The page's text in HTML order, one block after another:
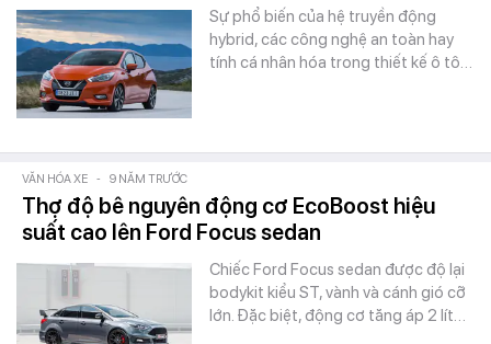
Sự phổ biến của hệ truyền động
hybrid, các công nghệ an toàn hay
tính cá nhân hóa trong thiết kế ô tô…
VĂN HÓA XE - 9 NĂM TRƯỚC
Thợ độ bê nguyên động cơ EcoBoost hiệu
suất cao lên Ford Focus sedan
Chiếc Ford Focus sedan được độ lại
bodykit kiểu ST, vành và cánh gió cỡ
lớn. Đặc biệt, động cơ tăng áp 2 lít…